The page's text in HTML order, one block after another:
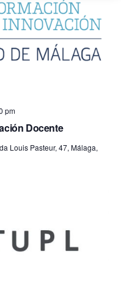
Docente
pm
Louis Pasteur, 47, Málaga,